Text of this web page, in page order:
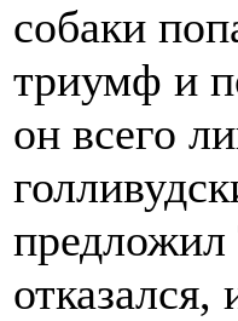
собаки
триумф и
он всего